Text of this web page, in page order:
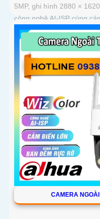
5MP, ghi hình 2880 ×
công nghệ AI-ISP cùng
ảnh vượt trội cả ngày lẫn
CAMERA